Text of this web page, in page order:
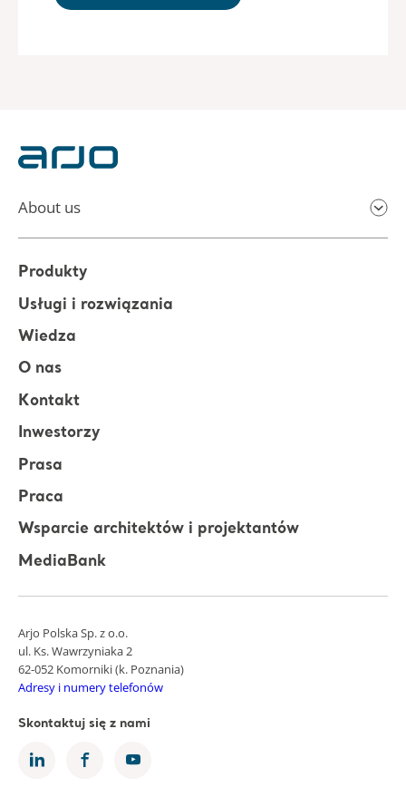
About us
Produkty
Usługi i rozwiązania
Wiedza
O nas
Kontakt
Inwestorzy
Prasa
Praca
Wsparcie architektów i projektantów
MediaBank
Arjo Polska Sp. z o.o.
ul. Ks. Wawrzyniaka 2
62-052 Komorniki (k. Poznania)
Adresy i numery telefonów
Skontaktuj się z nami